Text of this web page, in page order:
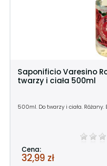
Saponificio Varesino
twarzy i ciała 500ml
500ml. Do twarzy i ciała. Różany.
Cena:
32,99 zł